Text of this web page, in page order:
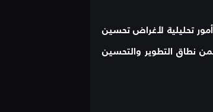
تحليلية لأغراض تحسين
نطاق التطوير والتحسين